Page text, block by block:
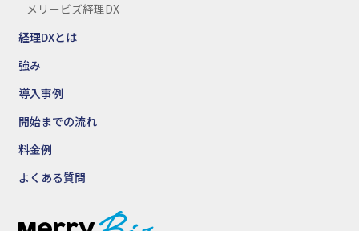
メリービズ経理DX
経理DXとは
強み
導入事例
開始までの流れ
料金例
よくある質問